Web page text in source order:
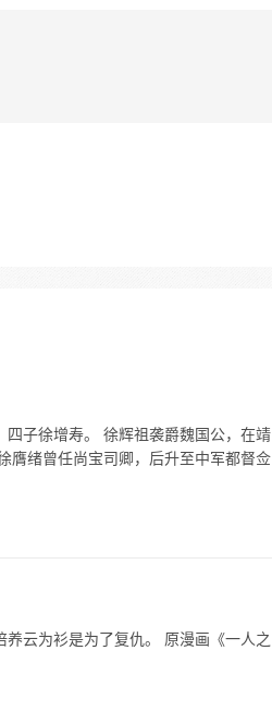
子徐增寿。 徐辉祖袭爵魏国公，在靖
膺绪曾任尚宝司卿，后升至中军都督佥
云为衫是为了复仇。 原漫画《一人之